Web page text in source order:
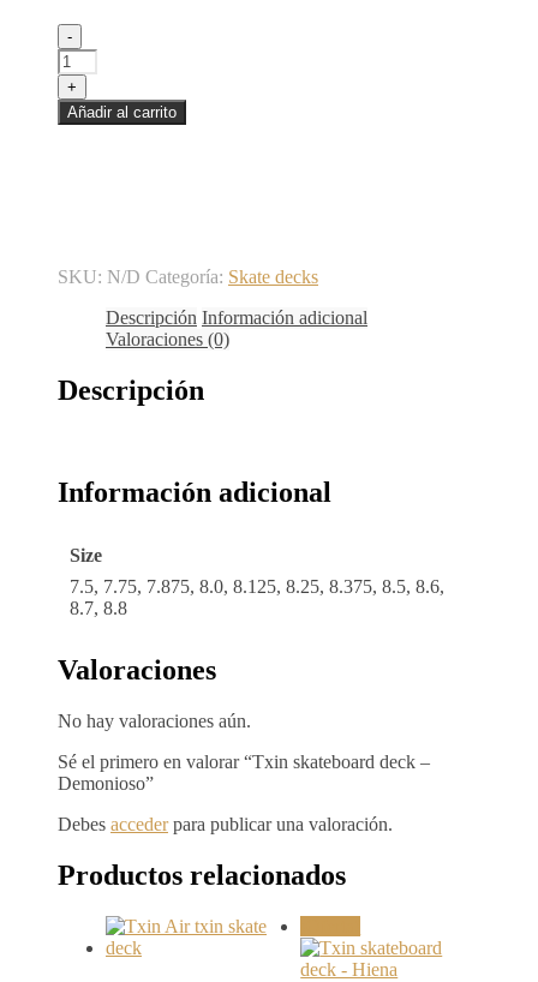
-
+
Añadir al carrito
SKU: N/D Categoría: Skate decks
Descripción Información adicional
Valoraciones (0)
Descripción
Información adicional
Size
7.5, 7.75, 7.875, 8.0, 8.125, 8.25, 8.375, 8.5, 8.6,
8.7, 8.8
Valoraciones
No hay valoraciones aún.
Sé el primero en valorar “Txin skateboard deck –
Demonioso”
Debes accederpara publicar una valoración.
Productos relacionados